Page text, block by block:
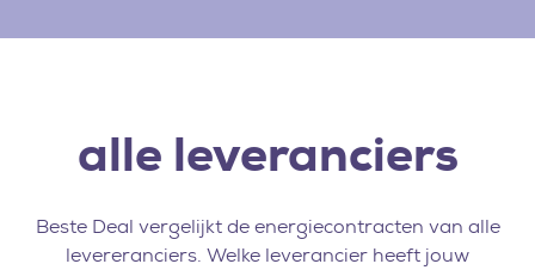
alle leveranciers
Beste Deal vergelijkt de energiecontracten van alle
levereranciers. Welke leverancier heeft jouw